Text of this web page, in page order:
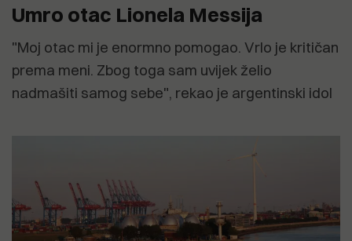
Umro otac Lionela Messija
"Moj otac mi je enormno pomogao. Vrlo je kritičan
prema meni. Zbog toga sam uvijek želio
nadmašiti samog sebe", rekao je argentinski idol